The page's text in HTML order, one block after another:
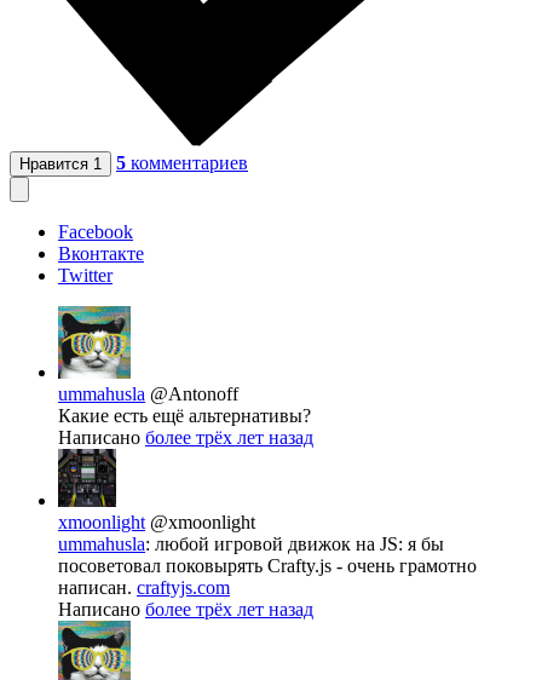
Нравится 1 5 комментариев
Facebook
Вконтакте
Twitter
ummahusla @Antonoff
Какие есть ещё альтернативы?
Написано более трёх лет назад
xmoonlight @xmoonlight
ummahusla: любой игровой движок на JS: я бы
посоветовал поковырять Crafty.js - очень грамотно
написан. craftyjs.com
Написано более трёх лет назад